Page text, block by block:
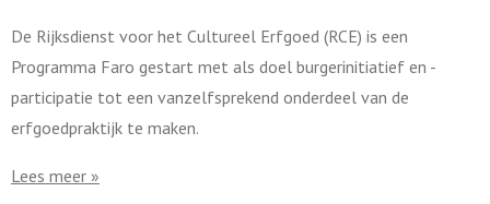
De Rijksdienst voor het Cultureel Erfgoed (RCE) is een
Programma Faro gestart met als doel burgerinitiatief en -
participatie tot een vanzelfsprekend onderdeel van de
erfgoedpraktijk te maken.
Lees meer »